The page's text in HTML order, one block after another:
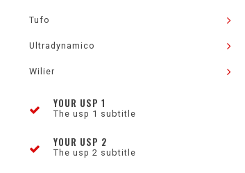
Tufo
Ultradynamico
Wilier
YOUR USP 1
The usp 1 subtitle
YOUR USP 2
The usp 2 subtitle